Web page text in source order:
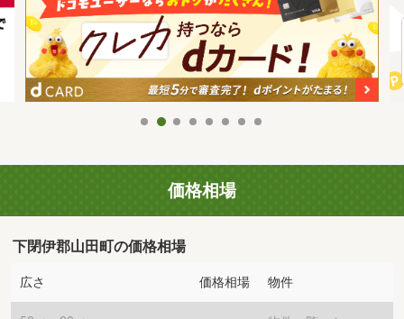
価格相場
下閉伊郡山田町の価格相場
広さ 価格相場 物件